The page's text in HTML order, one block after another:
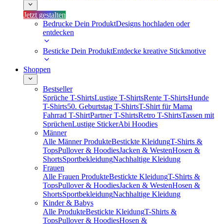
Jetzt gestalten
Bedrucke Dein ProduktDesigns hochladen oder
entdecken
Besticke Dein ProduktEntdecke kreative Stickmotive
Shoppen
Bestseller
Sprüche T-ShirtsLustige T-ShirtsRente T-ShirtsHunde
T-Shirts50. Geburtstag T-ShirtsT-Shirt für Mama
Fahrrad T-ShirtPartner T-ShirtsRetro T-ShirtsTassen mit
SprüchenLustige StickerAbi Hoodies
Männer
Alle Männer ProdukteBestickte KleidungT-Shirts &
TopsPullover & HoodiesJacken & WestenHosen &
ShortsSportbekleidungNachhaltige Kleidung
Frauen
Alle Frauen ProdukteBestickte KleidungT-Shirts &
TopsPullover & HoodiesJacken & WestenHosen &
ShortsSportbekleidungNachhaltige Kleidung
Kinder & Babys
Alle ProdukteBestickte KleidungT-Shirts &
TopsPullover & HoodiesHosen &